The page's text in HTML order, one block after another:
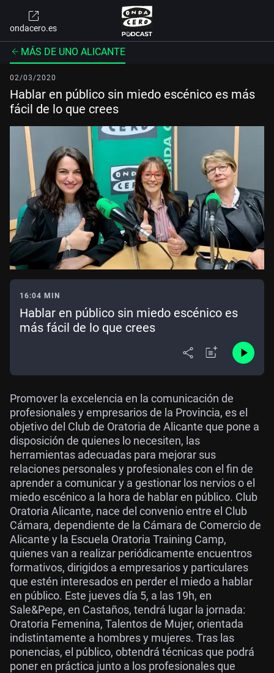
ondacero.es
MÁS DE UNO ALICANTE
02/03/2020
Hablar en público sin miedo escénico es más
fácil de lo que crees
16:04 MIN
Hablar en público sin miedo escénico es
más fácil de lo que crees
Promover la excelencia en la comunicación de
profesionales y empresarios de la Provincia, es el
objetivo del Club de Oratoria de Alicante que pone a
disposición de quienes lo necesiten, las
herramientas adecuadas para mejorar sus
relaciones personales y profesionales con el fin de
aprender a comunicar y a gestionar los nervios o el
miedo escénico a la hora de hablar en público. Club
Oratoria Alicante, nace del convenio entre el Club
Cámara, dependiente de la Cámara de Comercio de
Alicante y la Escuela Oratoria Training Camp,
quienes van a realizar periódicamente encuentros
formativos, dirigidos a empresarios y particulares
que estén interesados en perder el miedo a hablar
en público. Este jueves día 5, a las 19h, en
Sale&Pepe, en Castaños, tendrá lugar la jornada:
Oratoria Femenina, Talentos de Mujer, orientada
indistintamente a hombres y mujeres. Tras las
ponencias, el público, obtendrá técnicas que podrá
poner en práctica junto a los profesionales que